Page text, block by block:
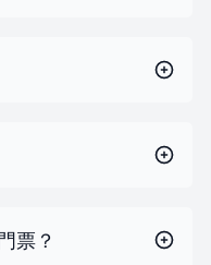
票？